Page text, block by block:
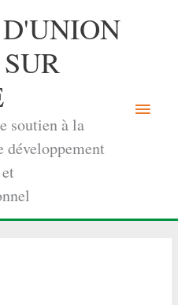
soutien à la
développement
Menu